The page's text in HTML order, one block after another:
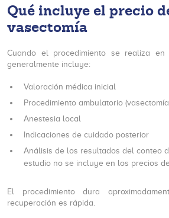
Qué incluye el precio
vasectomía
Cuando el procedimiento se realiza en
generalmente incluye:
Valoración médica inicial
Procedimiento ambulatorio
Anestesia local
Indicaciones de cuidado posterior
Análisis de los resultados del conteo
estudio no se incluye en los precios
El procedimiento dura
recuperación es rápida.